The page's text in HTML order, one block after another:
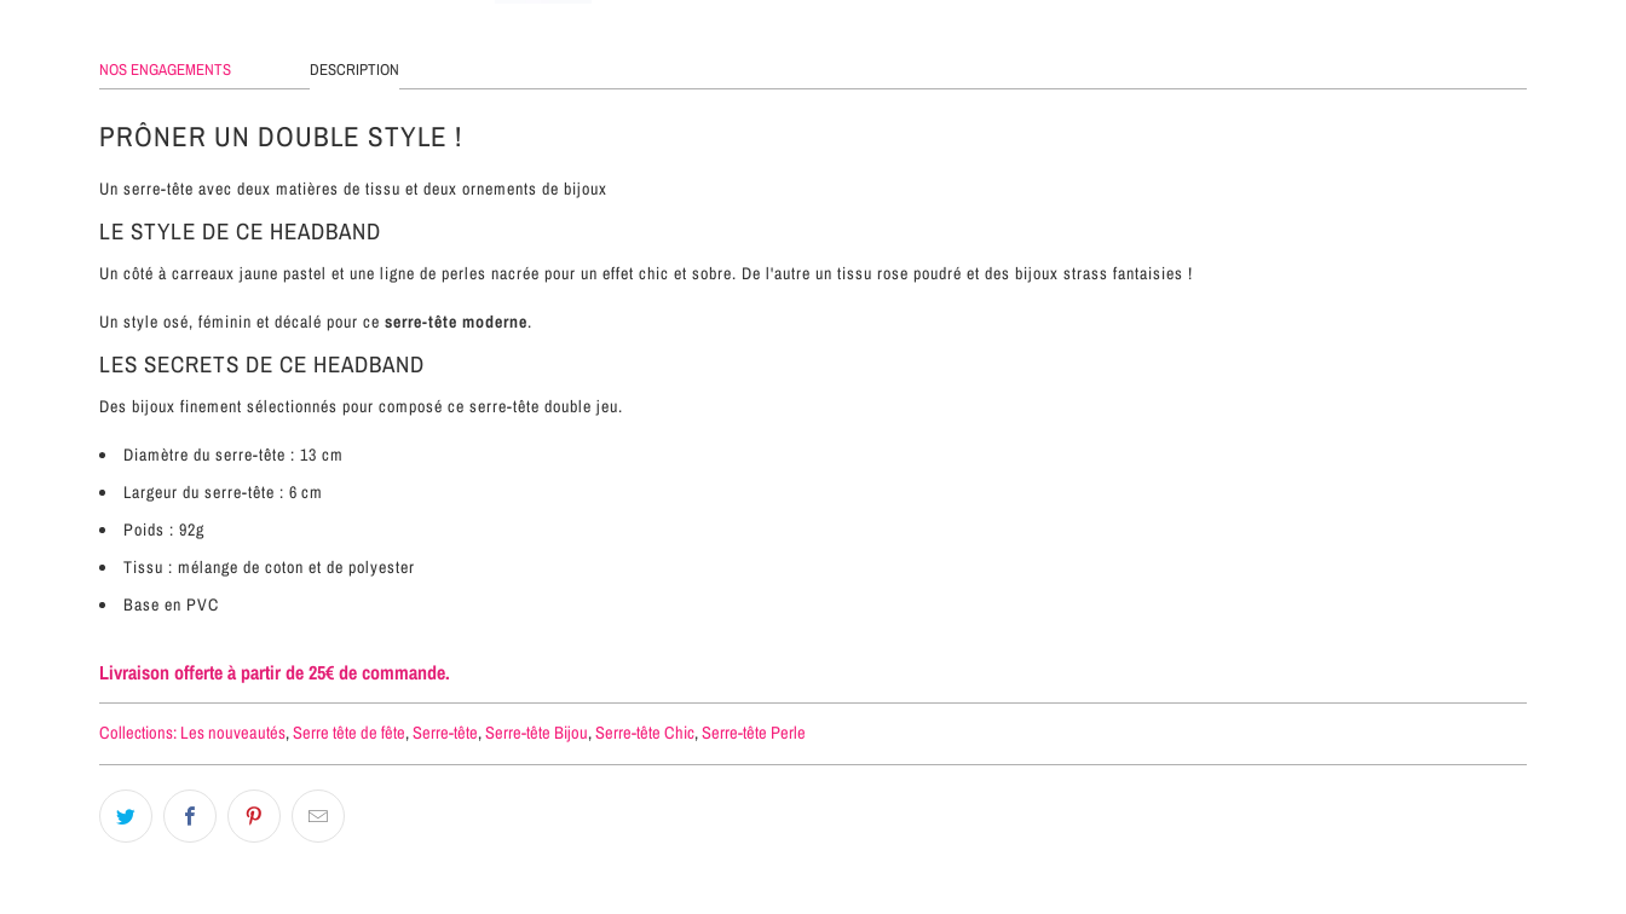
NOS ENGAGEMENTS DESCRIPTION
PRÔNER UN DOUBLE STYLE !
Un serre-tête avec deux matières de tissu et deux ornements de bijoux
LE STYLE DE CE HEADBAND
Un côté à carreaux jaune pastel et une ligne de perles nacrée pour un effet chic et sobre. De l'autre un tissu rose poudré et des bijoux strass fantaisies !
Un style osé, féminin et décalé pour ce serre-tête moderne.
LES SECRETS DE CE HEADBAND
Des bijoux finement sélectionnés pour composé ce serre-tête double jeu.
Diamètre du serre-tête : 13 cm
Largeur du serre-tête : 6 cm
Poids : 92g
Tissu : mélange de coton et de polyester
Base en PVC
Livraison offerte à partir de 25€ de commande.
Collections: Les nouveautés,Serre tête de fête,Serre-tête,Serre-tête Bijou,Serre-tête Chic,Serre-tête Perle